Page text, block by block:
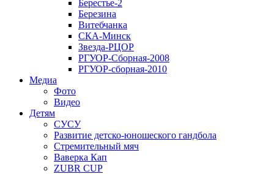
Берестье-2
Березина
Витебчанка
СКА-Минск
Звезда-РЦОР
РГУОР-Сборная-2008
РГУОР-сборная-2010
Медиа
Фото
Видео
Детям
СУСУ
Развитие детско-юношеского гандбола
Стремительный мяч
Ваверка Кап
ZUBR CUP